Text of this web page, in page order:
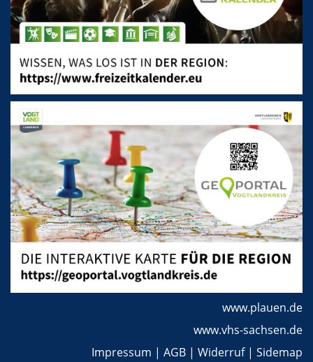
www.plauen.de
www.vhs-sachsen.de
Impressum | AGB | Widerruf| Sidemap